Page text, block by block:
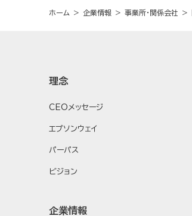
ホーム 企業情報 事業所・関係会社
理念
CEOメッセージ
エプソンウェイ
パーパス
ビジョン
企業情報